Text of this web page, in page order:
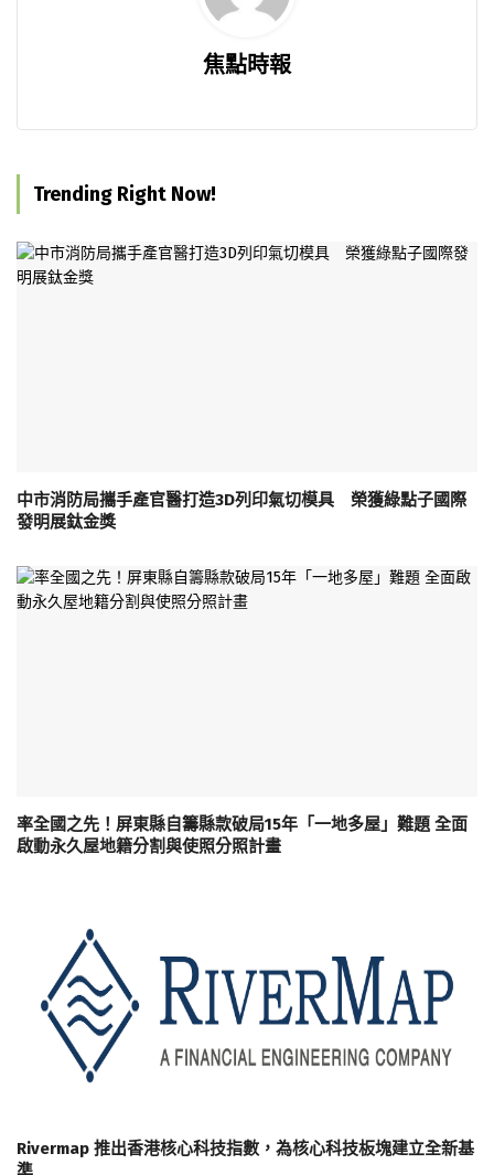
焦點時報
Trending Right Now!
中市消防局攜手產官醫打造3D列印氣切模具 榮獲綠點子國際
發明展鈦金獎
率全國之先！屏東縣自籌縣款破局15年「一地多屋」難題 全面
啟動永久屋地籍分割與使照分照計畫
Rivermap 推出香港核心科技指數，為核心科技板塊建立全新基
準